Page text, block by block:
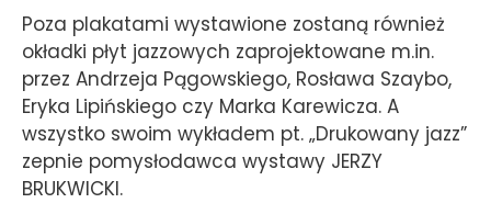
Poza plakatami wystawione zostaną również
okładki płyt jazzowych zaprojektowane m.in.
przez Andrzeja Pągowskiego, Rosława Szaybo,
Eryka Lipińskiego czy Marka Karewicza. A
wszystko swoim wykładem pt. „Drukowany jazz”
zepnie pomysłodawca wystawy JERZY
BRUKWICKI.